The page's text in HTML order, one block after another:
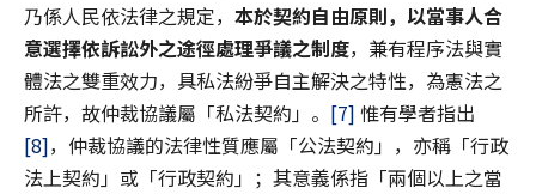
乃係人民依法律之規定， 本於契約自由原則，以當事人合
意選擇依訴訟外之途徑處理爭議之制度，兼有程序法與實
體法之雙重效力，具私法紛爭自主解決之特性，為憲法之
所許，故仲裁協議屬「私法契約」。 [7] 惟有學者指出
[8]，仲裁協議的法律性質應屬「公法契約」，亦稱「行政
法上契約」或「行政契約」；其意義係指「兩個以上之當